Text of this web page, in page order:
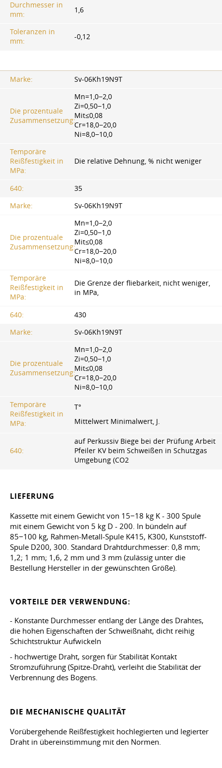
Durchmesser in
mm:
1,6
Toleranzen in
mm:
-0,12
Marke: Sv-06Kh19N9T
Die prozentuale
Zusammensetzung:
Mn=1,0−2,0
Zi=0,50−1,0
Mit≤0,08
Cr=18,0−20,0
Ni=8,0−10,0
Temporäre
Reißfestigkeit in
MPa:
Die relative Dehnung, % nicht weniger
640:
35
Marke:
Sv-06Kh19N9T
Die prozentuale
Zusammensetzung:
Mn=1,0−2,0
Zi=0,50−1,0
Mit≤0,08
Cr=18,0−20,0
Ni=8,0−10,0
Temporäre
Reißfestigkeit in
MPa:
Die Grenze der fliebarkeit, nicht weniger,
in MPa,
640:
430
Marke:
Sv-06Kh19N9T
Die prozentuale
Zusammensetzung:
Mn=1,0−2,0
Zi=0,50−1,0
Mit≤0,08
Cr=18,0−20,0
Ni=8,0−10,0
Temporäre
Reißfestigkeit in
MPa:
T°
Mittelwert Minimalwert, J.
640:
auf Perkussiv Biege bei der Prüfung Arbeit
Pfeiler KV beim Schweißen in Schutzgas
Umgebung (CO2
LIEFERUNG
Kassette mit einem Gewicht von 15−18 kg K - 300 Spule
mit einem Gewicht von 5 kg D - 200. In bündeln auf
85−100 kg, Rahmen-Metall-Spule K415, K300, Kunststoff-
Spule D200, 300. Standard Drahtdurchmesser: 0,8 mm;
1,2; 1 mm; 1,6, 2 mm und 3 mm (zulässig unter die
Bestellung Hersteller in der gewünschten Größe).
VORTEILE DER VERWENDUNG:
- Konstante Durchmesser entlang der Länge des Drahtes,
die hohen Eigenschaften der Schweißnaht, dicht reihig
Schichtstruktur Aufwickeln
- hochwertige Draht, sorgen für Stabilität Kontakt
Stromzuführung (Spitze-Draht), verleiht die Stabilität der
Verbrennung des Bogens.
DIE MECHANISCHE QUALITÄT
Vorübergehende Reißfestigkeit hochlegierten und legierter
Draht in übereinstimmung mit den Normen.